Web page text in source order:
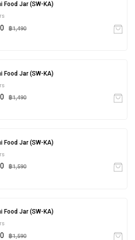
Food Jar (SW-KA)
฿1,490
Food Jar (SW-KA)
฿1,490
Food Jar (SW-KA)
฿1,590
Food Jar (SW-KA)
฿1,590